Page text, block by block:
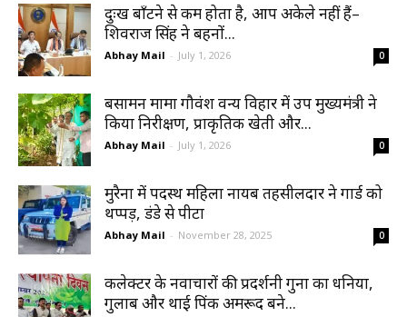
दुःख बाँटने से कम होता है, आप अकेले नहीं हैं–
शिवराज सिंह ने बहनों...
Abhay Mail - July 1, 2026 0
बसामन मामा गौवंश वन्य विहार में उप मुख्यमंत्री ने
किया निरीक्षण, प्राकृतिक खेती और...
Abhay Mail - July 1, 2026 0
मुरैना में पदस्थ महिला नायब तहसीलदार ने गार्ड को
थप्पड़, डंडे से पीटा
Abhay Mail - November 28, 2025 0
कलेक्टर के नवाचारों की प्रदर्शनी गुना का धनिया,
गुलाब और थाई पिंक अमरूद बने...